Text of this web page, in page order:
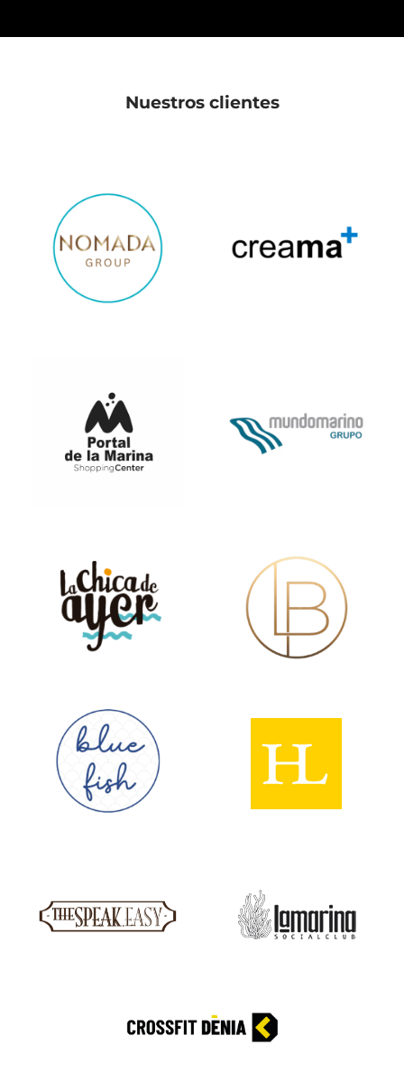
Nuestros clientes